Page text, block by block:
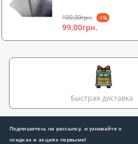
100,00грн. -1%
99,00грн.
Быстрая доставка
Подпишитесь на рассылку, и узнавайте о
скидках и акциях первыми!